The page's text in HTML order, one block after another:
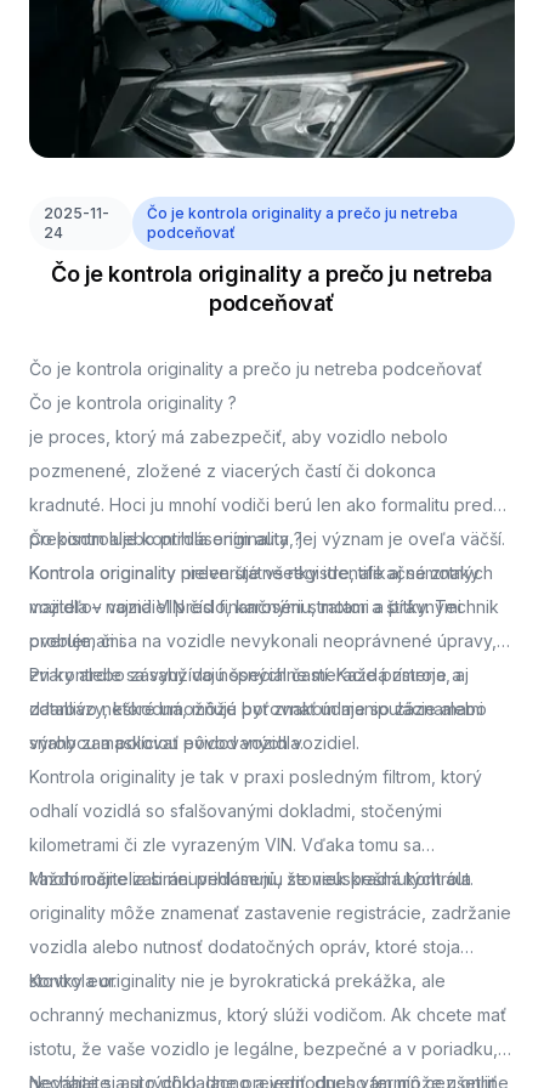
2025-11-
24
Čo je kontrola originality a prečo ju netreba
podceňovať
Čo je kontrola originality a prečo ju netreba
podceňovať
Čo je kontrola originality a prečo ju netreba podceňovať
Čo je kontrola originality ?
je proces, ktorý má zabezpečiť, aby vozidlo nebolo
pozmenené, zložené z viacerých častí či dokonca
kradnuté. Hoci ju mnohí vodiči berú len ako formalitu pred
prepisom alebo prihlásením auta, jej význam je oveľa väčší.
Kontrola originality nielen štátne registre, ale aj samotných
majiteľov vozidiel pred finančnými stratami a právnymi
problémami.
Čo kontroluje kontrola originality ?
Kontrola originality preveruje všetky identifikačné znaky
vozidla – najmä VIN číslo, karosériu, motor a štítky. Technik
overuje, či sa na vozidle nevykonali neoprávnené úpravy,
zvary alebo zásahy do nosných častí. Každá zmena, aj
zdanlivo neškodná, môže byť znakom manipulácie alebo
snahy zamaskovať pôvod vozidla.
Pri kontrole sa využívajú špeciálne meracie prístroje a
databázy, ktoré umožňujú porovnať údaje so záznamami
výrobcu a políciou evidovaných vozidiel.
Kontrola originality je tak v praxi posledným filtrom, ktorý
odhalí vozidlá so sfalšovanými dokladmi, stočenými
kilometrami či zle vyrazeným VIN. Vďaka tomu sa
každoročne zabráni prihláseniu stoviek kradnutých áut.
Mnohí majitelia si neuvedomujú, že neúspešná kontrola
originality môže znamenať zastavenie registrácie, zadržanie
vozidla alebo nutnosť dodatočných opráv, ktoré stoja
stovky eur.
Kontrola originality nie je byrokratická prekážka, ale
ochranný mechanizmus, ktorý slúži vodičom. Ak chcete mať
istotu, že vaše vozidlo je legálne, bezpečné a v poriadku,
nechajte si auto dôkladne preveriť.dnes vám môže ušetriť
Neváhajte asi rýchlo, lacno a jednoducho termín cez online